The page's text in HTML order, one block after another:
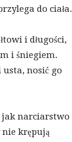
do ciała.
i długości,
i śniegiem.
usta, nosić go
jak narciarstwo
nie krępują